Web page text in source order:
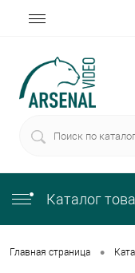
Каталог
Главная страница •